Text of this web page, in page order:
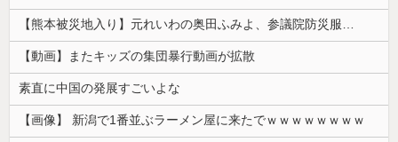
【動画】またキッズの集団暴行動画が拡散
素直に中国の発展すごいよな
【画像】 新潟で1番並ぶラーメン屋に来たでｗｗｗｗｗｗｗｗ